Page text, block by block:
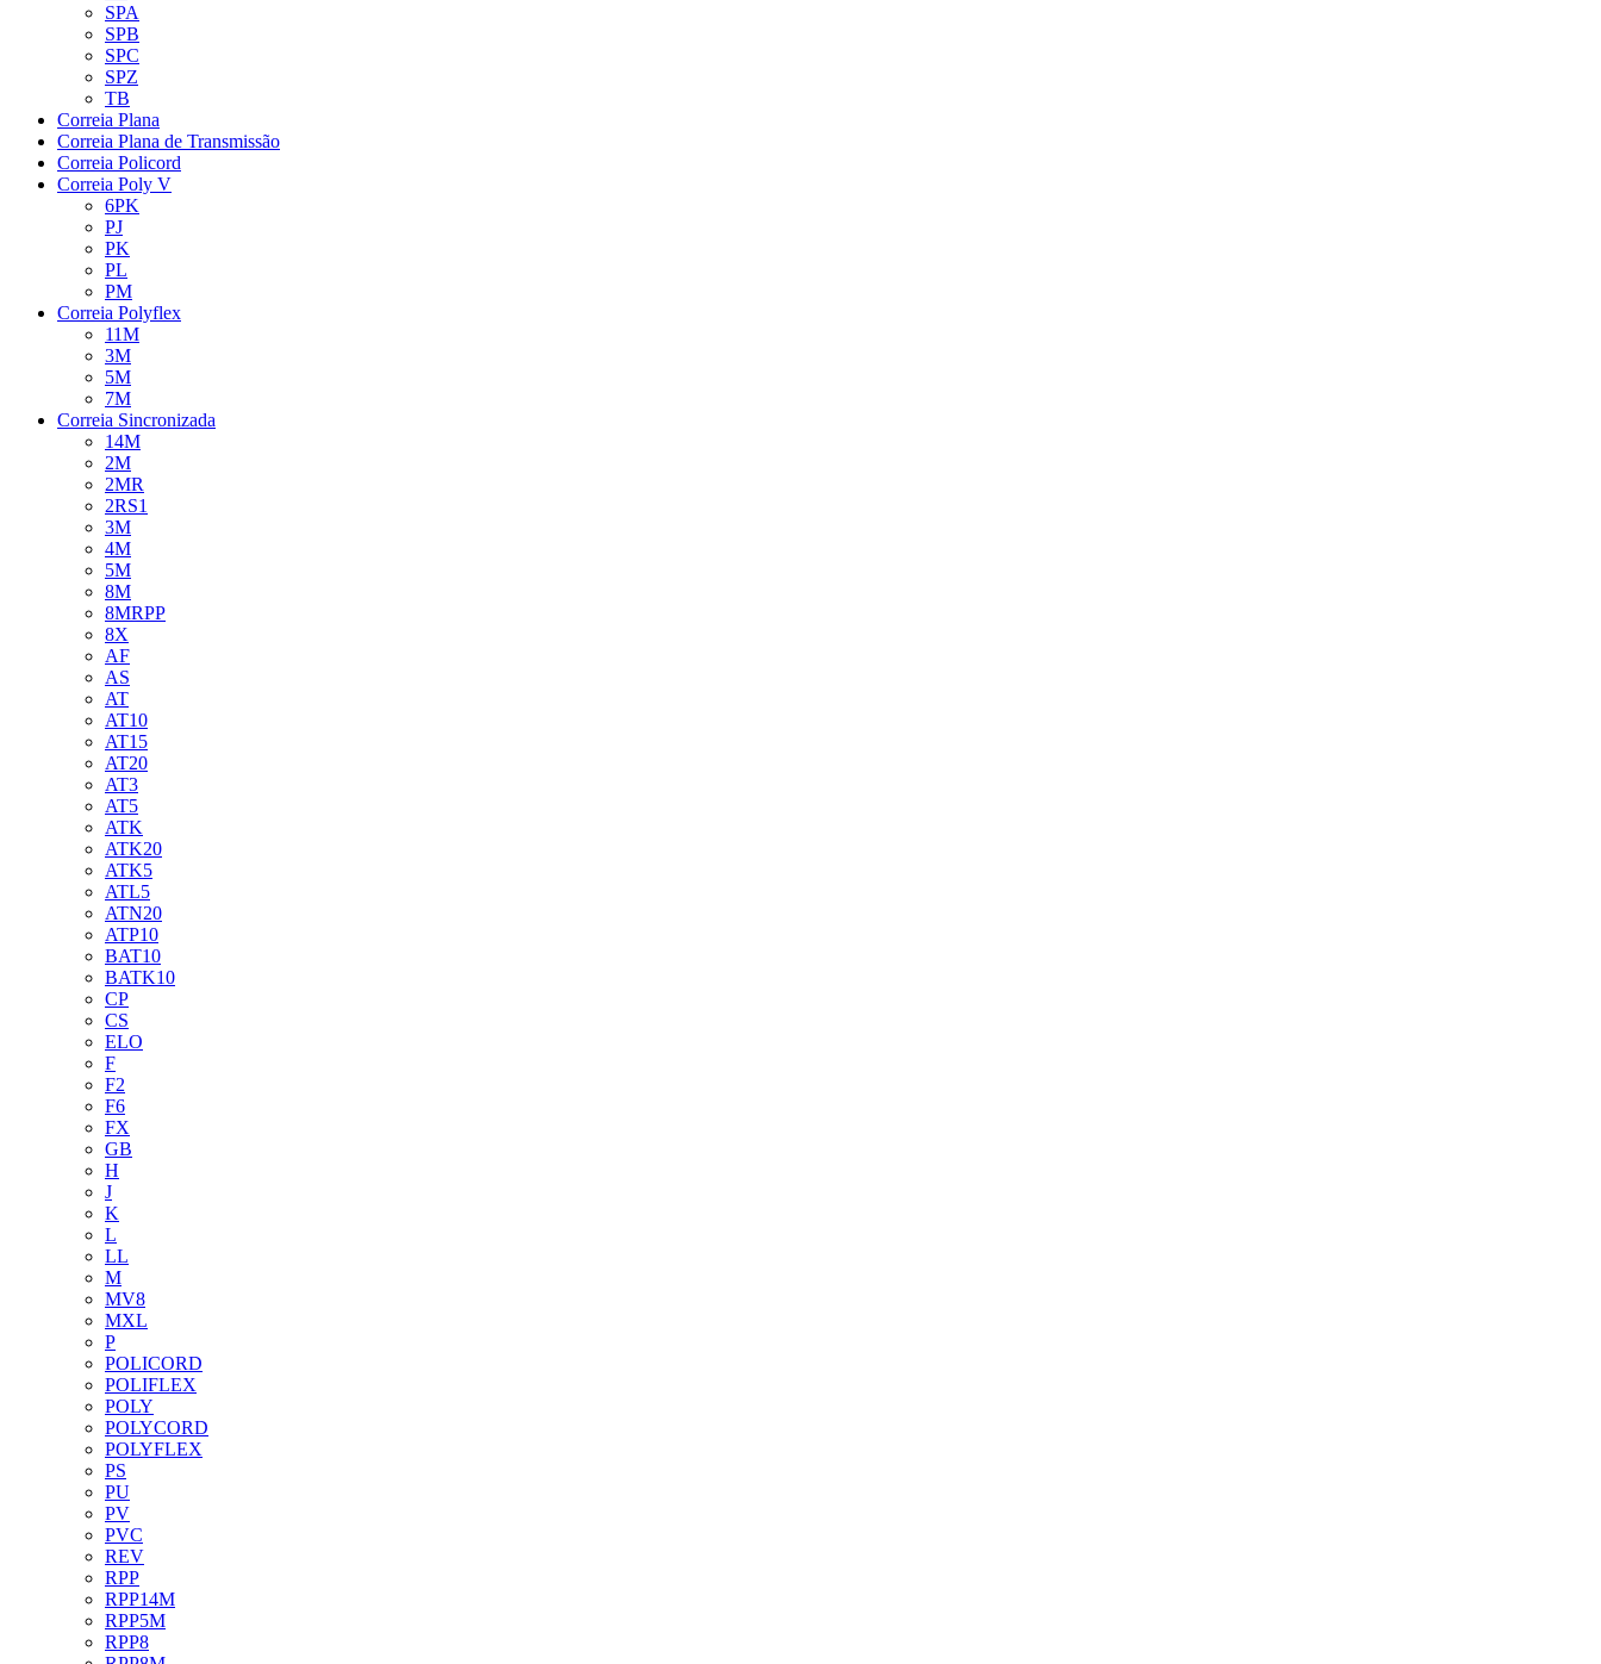
SPA
SPB
SPC
SPZ
TB
Correia Plana
Correia Plana de Transmissão
Correia Policord
Correia Poly V
6PK
PJ
PK
PL
PM
Correia Polyflex
11M
3M
5M
7M
Correia Sincronizada
14M
2M
2MR
2RS1
3M
4M
5M
8M
8MRPP
8X
AF
AS
AT
AT10
AT15
AT20
AT3
AT5
ATK
ATK20
ATK5
ATL5
ATN20
ATP10
BAT10
BATK10
CP
CS
ELO
F
F2
F6
FX
GB
H
J
K
L
LL
M
MV8
MXL
P
POLICORD
POLIFLEX
POLY
POLYCORD
POLYFLEX
PS
PU
PV
PVC
REV
RPP
RPP14M
RPP5M
RPP8